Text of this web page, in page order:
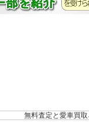
無料査定と愛車買